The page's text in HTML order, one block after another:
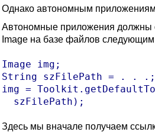
Однако автономным приложениям
Автономные приложения должны
Image на базе файлов
Image img;
String szFilePath = . . .;
img =
  szFilePath);
Здесь мы вначале получаем